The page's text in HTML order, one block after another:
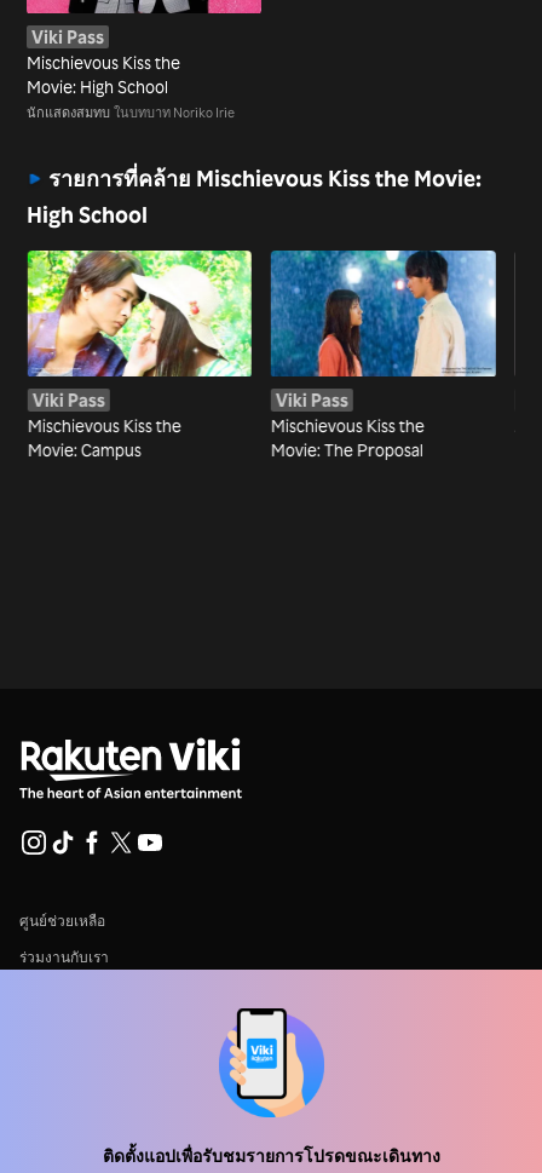
ติดตั้งแอปเพื่อรับชมรายการโปรดขณะเดินทาง
Viki Pass
Mischievous Kiss the
Movie: High School
นักแสดงสมทบ ในบทบาท Noriko Irie
รายการที่คล้าย Mischievous Kiss the Movie:
High School
Viki Pass
Mischievous Kiss the
Movie: Campus
Viki Pass
Mischievous Kiss the
Movie: The Proposal
ศูนย์ช่วยเหลือ
ร่วมงานกับเรา
ข้อกำหนดการใช้งาน